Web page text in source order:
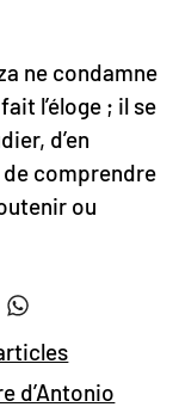
ne condamne
l’éloge ; il se
d’en
de comprendre
ou
d’Antonio